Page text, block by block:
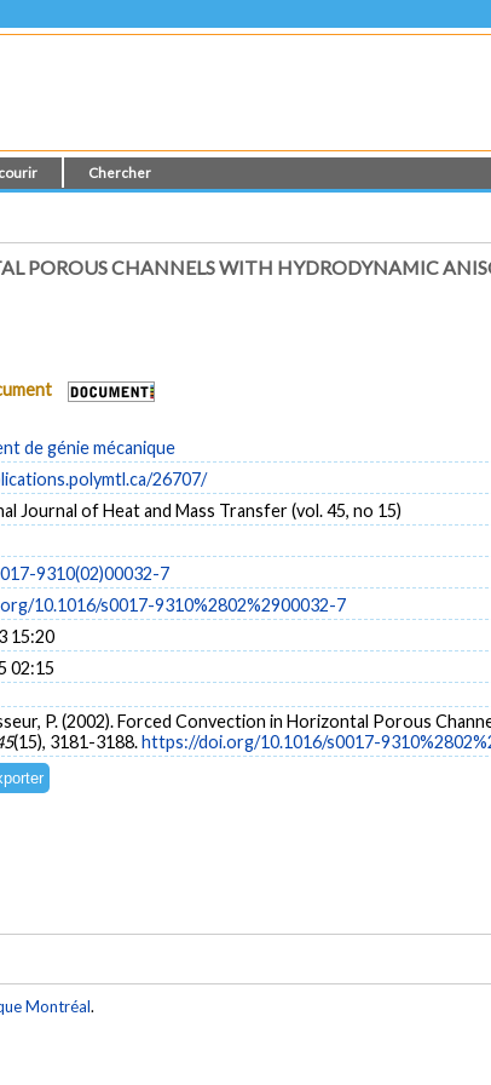
Chercher
POROUS CHANNELS WITH HYDRODYNAMIC
de génie mécanique
26707/
Journal of Heat and Mass Transfer (vol. 45, no 15)
9310(02)00032-7
10.1016/s0017-9310%2802%2900032-7
15:20
02:15
P. (2002). Forced Convection in Horizontal Porous
(15), 3181-3188.https://doi.org/10.1016/s0017-
Montréal.